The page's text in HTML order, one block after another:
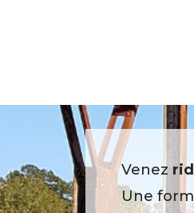
Venez
Une